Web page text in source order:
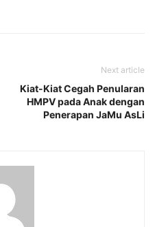
Next article
Kiat-Kiat Cegah Penularan
HMPV pada Anak dengan
Penerapan JaMu AsLi